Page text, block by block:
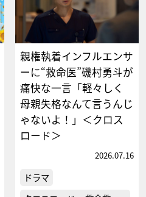
親権執着インフルエンサ
ーに“救命医”磯村勇斗が
痛快な一言「軽々しく
母親失格なんて言うんじ
ゃないよ！」＜クロス
ロード＞
2026.07.16
ドラマ